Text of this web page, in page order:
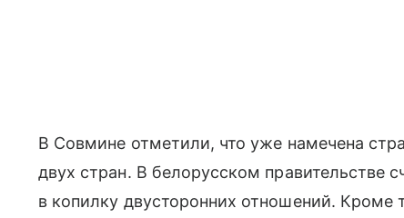
В Совмине отметили, что уже намечена
двух стран. В белорусском правительстве
в копилку двусторонних отношений. Кроме